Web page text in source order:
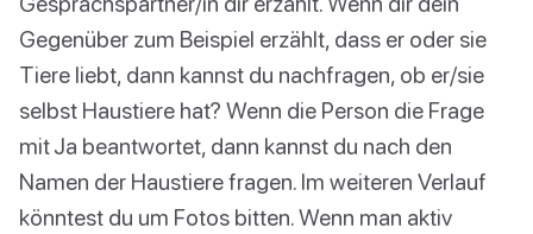
Gegenüber zum Beispiel erzählt, dass er oder sie
Tiere liebt, dann kannst du nachfragen, ob er/sie
selbst Haustiere hat? Wenn die Person die Frage
mit Ja beantwortet, dann kannst du nach den
Namen der Haustiere fragen. Im weiteren Verlauf
könntest du um Fotos bitten. Wenn man aktiv